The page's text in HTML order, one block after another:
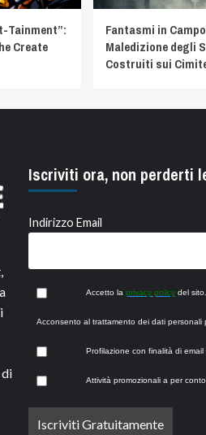
Tainment”:
Create
Fantasmi in
Maledizione degli
Costruiti sui
Iscriviti ora, non perderti
Indirizzo Email
Accetto la privacy policydel sito.
Acconsento al trattamento dei dati personali
Profilazione con finalità di email
Attività promozionali a per conto